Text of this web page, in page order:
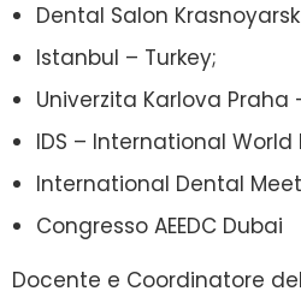
Dental Salon
Istanbul – Turkey;
Univerzita Karlova Praha
IDS – International World
International Dental
Congresso AEEDC Dubai
Docente e Coordinatore